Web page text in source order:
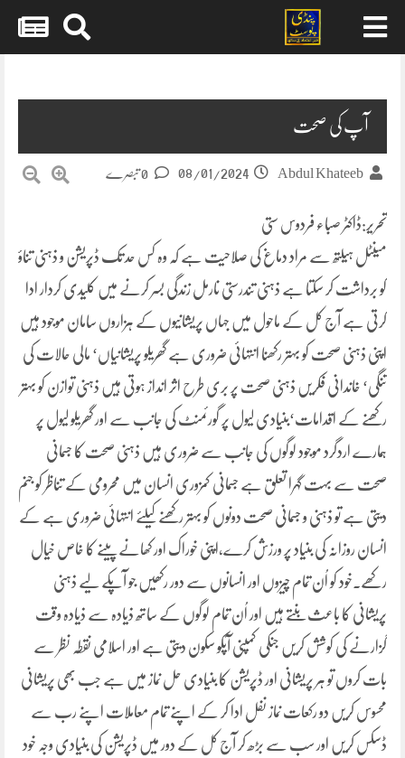
آپ کی صحت
Abdul Khateeb
08/01/2024
تحریر:ڈاکٹر صباء فردوس ستی
مینٹل ہیلتھ سے مراد دماغ کی صلاحیت ہے کہ وہ کس حد تک ڈپریشن و ذہنی تناؤ
کو برداشت کر سکتا ہے ذہنی تندرستی نارمل زندگی بسر کرنے میں کلیدی کردار ادا
کرتی ہے آج کل کے ماحول میں جہاں پریشانیوں کے ہزاروں سامان موجود ہیں
اپنی ذہنی صحت کو بہتر رکھنا انتہائی ضروری ہے گھریلو پریشانیاں‘ مالی حالات کی
تنگی‘ خاندانی فکریں ذہنی صحت پر بری طرح اثر انداز ہوتی ہیں ذہنی توازن کو بہتر
رکھنے کے اقدامات‘بنیادی لیول پر گورئمنٹ کی جانب سے اور گھریلو لیول پر
ہمارے اردگرد موجود لوگوں کی جانب سے ضروری ہیں ذہنی صحت کا جسمانی
صحت سے بہت گہرا تعلق ہے جسمانی کمزوری انسان میں محرومی کے تناظر کو جنم
دیتی ہے تو ذہنی و جسمانی صحت دونوں کو بہتر رکھنے کیلئے انتہائی ضروری ہے کے
انسان روزانہ کی بنیاد پر ورزش کرے،اپنی خوراک اور کھانے پینے کا خاص خیال
رکھے۔خود کو اُن تمام چیزوں اور انسانوں سے دور رکھیں جو آپکے لیے ذہنی
پریشانی کا باعث بنتے ہیں اور اُن تمام لوگوں کے ساتھ ذیادہ سے ذیادہ وقت
گزارنے کی کوشش کریں جنکی کمپنی آپکو سکون دیتی ہے اور اسلامی نقطہ نظر سے
بات کروں تو ہر پریشانی اور ڈپریشن کا بنیادی حل نماز میں ہے جب بھی پریشانی
محسوس کریں دو رکعات نماز نفل ادا کر کے اپنے تمام معاملات اپنے رب سے
ڈسکس کریں اور سب سے بڑھ کر آج کل کے دور میں ڈپریشن کی بنیادی وجہ خود